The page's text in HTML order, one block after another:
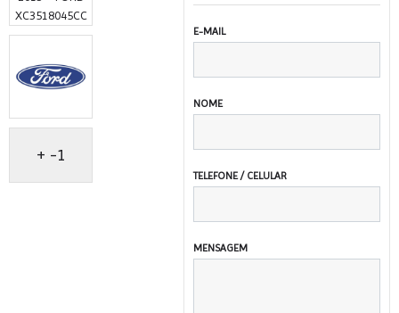
+ -1
E-MAIL
NOME
TELEFONE / CELULAR
MENSAGEM